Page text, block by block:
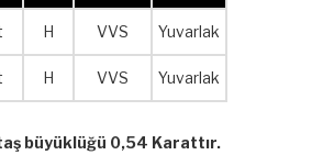
H VVS Yuvarlak
H VVS Yuvarlak
büyüklüğü 0,54 Karattır.